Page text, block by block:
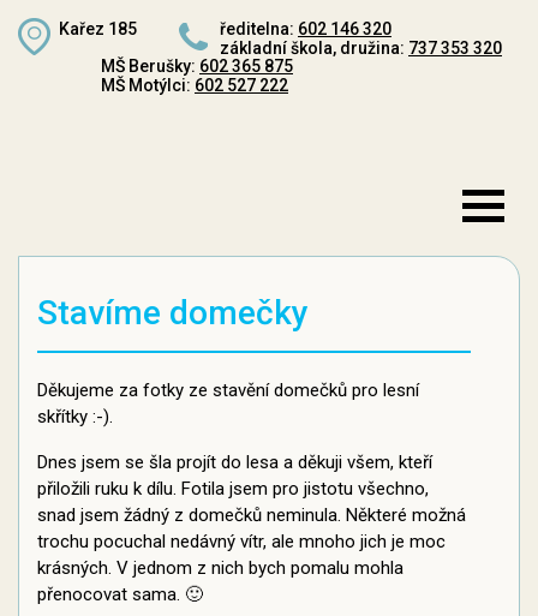
Kařez 185 ředitelna: 602 146 320
základní škola, družina: 737 353 320
MŠ Berušky: 602 365 875
MŠ Motýlci: 602 527 222
Stavíme domečky
Děkujeme za fotky ze stavění domečků pro lesní
skřítky :-).
Dnes jsem se šla projít do lesa a děkuji všem, kteří
přiložili ruku k dílu. Fotila jsem pro jistotu všechno,
snad jsem žádný z domečků neminula. Některé možná
trochu pocuchal nedávný vítr, ale mnoho jich je moc
krásných. V jednom z nich bych pomalu mohla
přenocovat sama. 🙂